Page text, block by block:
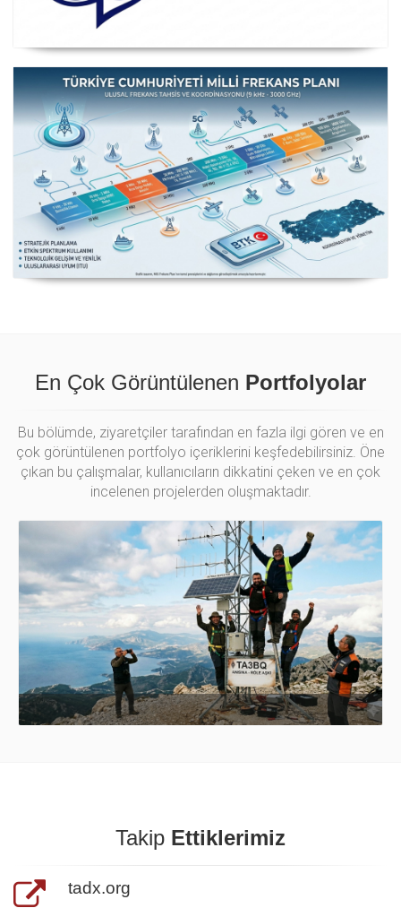
Posta ve Telekomünikasyon İdareleri Avrupa Konferansı
Milli Frekans Planı
En Çok Görüntülenen Portfolyolar
Bu bölümde, ziyaretçiler tarafından en fazla ilgi gören ve en
çok görüntülenen portfolyo içeriklerini keşfedebilirsiniz. Öne
çıkan bu çalışmalar, kullanıcıların dikkatini çeken ve en çok
incelenen projelerden oluşmaktadır.
Takip Ettiklerimiz
tadx.org